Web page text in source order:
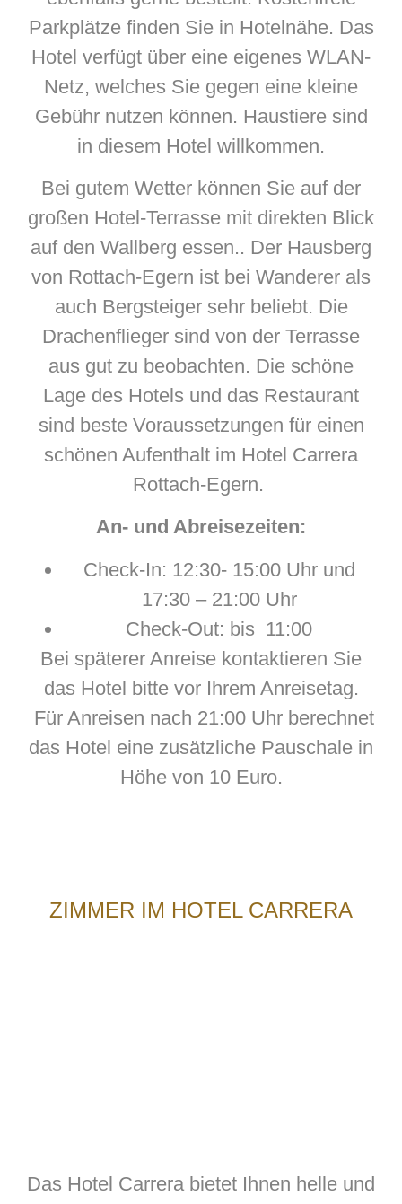
Parkplätze finden Sie in Hotelnähe. Das
Hotel verfügt über eine eigenes WLAN-
Netz, welches Sie gegen eine kleine
Gebühr nutzen können. Haustiere sind
in diesem Hotel willkommen.
Bei gutem Wetter können Sie auf der
großen Hotel-Terrasse mit direkten Blick
auf den Wallberg essen.. Der Hausberg
von Rottach-Egern ist bei Wanderer als
auch Bergsteiger sehr beliebt. Die
Drachenflieger sind von der Terrasse
aus gut zu beobachten. Die schöne
Lage des Hotels und das Restaurant
sind beste Voraussetzungen für einen
schönen Aufenthalt im Hotel Carrera
Rottach-Egern.
An- und Abreisezeiten:
Check-In: 12:30- 15:00 Uhr und
17:30 – 21:00 Uhr
Check-Out: bis 11:00
Bei späterer Anreise kontaktieren Sie
das Hotel bitte vor Ihrem Anreisetag.
Für Anreisen nach 21:00 Uhr berechnet
das Hotel eine zusätzliche Pauschale in
Höhe von 10 Euro.
ZIMMER IM HOTEL CARRERA
Das Hotel Carrera bietet Ihnen helle und